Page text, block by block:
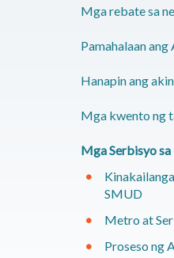
​Mga rebate sa
​Pamahalaan
Hanapin ang
​Mga kwento ng
​Mga Serbisyo
SMUD
Metro at
Proseso ng